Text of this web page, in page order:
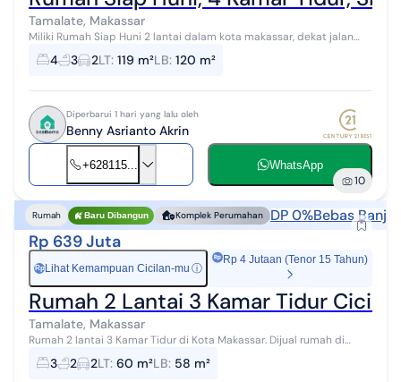
Tamalate, Makassar
Miliki Rumah Siap Huni 2 lantai dalam kota makassar, dekat jalan
ratulangi, Cendrawasih Dan Jalan mapaoddang Makassar 3 menit
ke Rumah sakit Haji ...
4 3 2LT: 119 m²LB: 120 m²
Diperbarui 1 hari yang lalu oleh
Benny Asrianto Akrin
+628115... WhatsApp
10
Rumah Baru Dibangun Komplek Perumahan DP 0%Bebas Banjir
Rp 639 Juta
Rp Lihat Kemampuan Cicilan-mu ⓘ
Rp 4 Jutaan (Tenor 15 Tahun)
Rumah 2 Lantai 3 Kamar Tidur
Tamalate, Makassar
Rumah 2 lantai 3 Kamar Tidur di Kota Makassar. Dijual rumah di
wilayah yang tenang dengan pemandangan perkotaan. Properti 2
lantai bergaya modern ...
3 2 2LT: 60 m²LB: 58 m²